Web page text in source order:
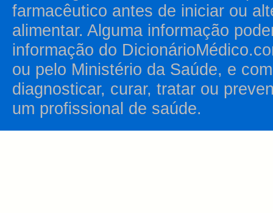
farmacêutico antes de iniciar ou
alimentar. Alguma informação
informação do
ou pelo Ministério da Saúde, e
diagnosticar, curar, tratar ou
um profissional de saúde.